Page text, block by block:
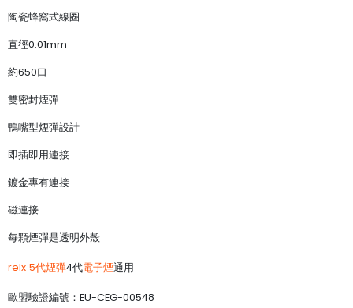
陶瓷蜂窩式線圈
直徑0.01mm
約650口
雙密封煙彈
鴨嘴型煙彈設計
即插即用連接
鍍金專有連接
磁連接
每顆煙彈是透明外殼
relx 5代煙彈4代電子煙通用
歐盟驗證編號：EU-CEG-00548